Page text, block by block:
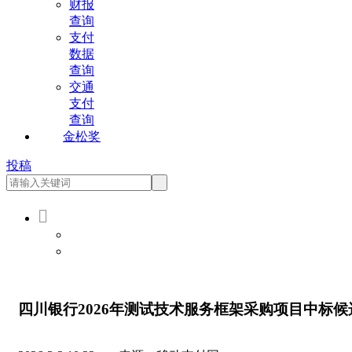
财报
查询
支付
数据
查询
交通
支付
查询
金松奖
投稿

四川银行2026年测试技术服务框架采购项目中标